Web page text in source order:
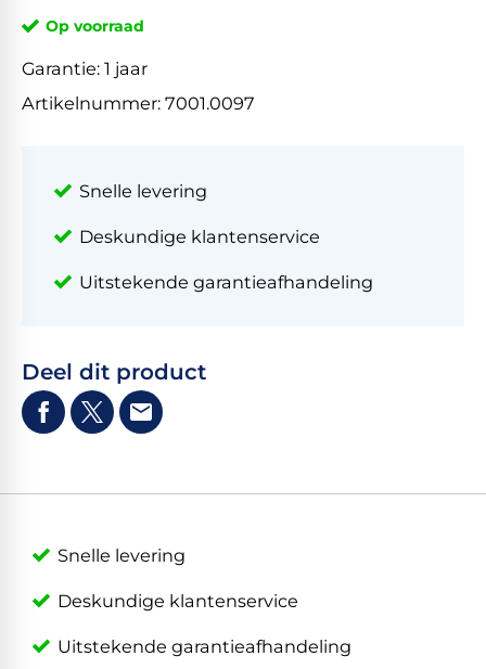
Op voorraad
Garantie: 1 jaar
Artikelnummer: 7001.0097
Snelle levering
Deskundige klantenservice
Uitstekende garantieafhandeling
Deel dit product
Snelle levering
Deskundige klantenservice
Uitstekende garantieafhandeling